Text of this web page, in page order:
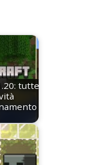
tutte